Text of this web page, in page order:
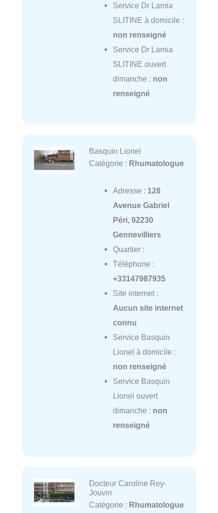
Service Dr Lamia
SLITINE à domicile :
non renseigné
Service Dr Lamia
SLITINE ouvert
dimanche : non
renseigné
Basquin Lionel
Catégorie : Rhumatologue
Adresse : 128
Avenue Gabriel
Péri, 92230
Gennevilliers
Quartier :
Téléphone :
+33147987935
Site internet :
Aucun site internet
connu
Service Basquin
Lionel à domicile :
non renseigné
Service Basquin
Lionel ouvert
dimanche : non
renseigné
Docteur Caroline Rey-
Jouvin
Catégorie : Rhumatologue